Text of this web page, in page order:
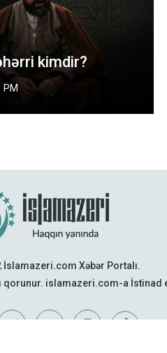
kimdir?
PM
Xəbər Portalı.
islamazeri.com-a İstinad